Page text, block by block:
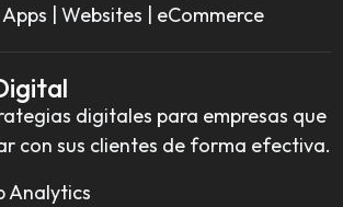
| Websites | eCommerce
digitales para empresas que
con sus clientes de forma efectiva.
Analytics